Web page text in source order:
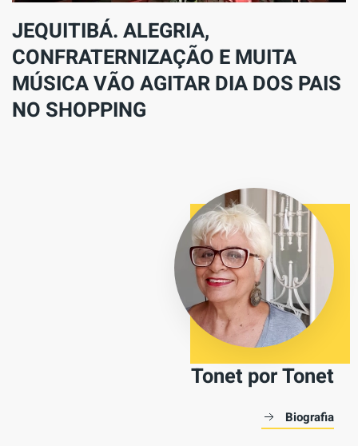
JEQUITIBÁ. ALEGRIA,
CONFRATERNIZAÇÃO E MUITA
MÚSICA VÃO AGITAR DIA DOS PAIS
NO SHOPPING
Tonet por Tonet
Biografia